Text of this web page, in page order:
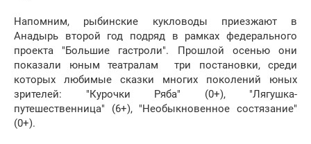
Напомним, рыбинские кукловоды приезжают в
Анадырь второй год подряд в рамках федерального
проекта "Большие гастроли". Прошлой осенью они
показали юным театралам три постановки, среди
которых любимые сказки многих поколений юных
зрителей: "Курочки Ряба" (0+), "Лягушка-
путешественница" (6+), "Необыкновенное состязание"
(0+).